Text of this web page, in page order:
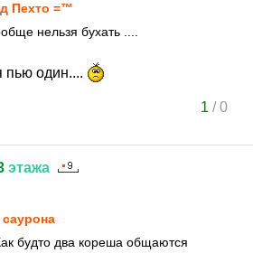
Пехто =™
нельзя бухать ....
пью один....
1 /0
этажа
саурона
будто два кореша общаются